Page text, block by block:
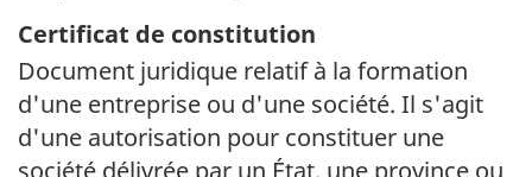
Certificat de constitution
Document juridique relatif à la formation
d'une entreprise ou d'une société. Il s'agit
d'une autorisation pour constituer une
société délivrée par un État, une province ou